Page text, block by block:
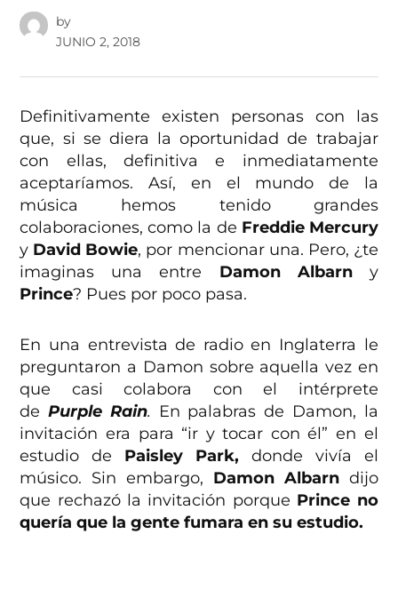
by
JUNIO 2, 2018
Definitivamente existen personas con las
que, si se diera la oportunidad de trabajar
con ellas, definitiva e inmediatamente
aceptaríamos. Así, en el mundo de la
música hemos tenido grandes
colaboraciones, como la de Freddie Mercury
y David Bowie, por mencionar una. Pero, ¿te
imaginas una entre Damon Albarny
Prince? Pues por poco pasa.
En una entrevista de radio en Inglaterra le
preguntaron a Damon sobre aquella vez en
que casi colabora con el intérprete
dePurple Rain. En palabras de Damon, la
invitación era para “ir y tocar con él” en el
estudio de Paisley Park, donde vivía el
músico. Sin embargo, Damon Albarndijo
que rechazó la invitación porque Prince no
quería que la gente fumara en su estudio.